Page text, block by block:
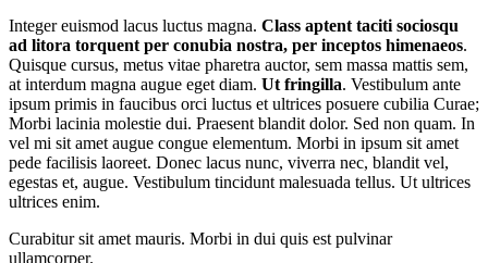
Integer euismod lacus luctus magna. Class aptent taciti sociosqu
ad litora torquent per conubia nostra, per inceptos himenaeos.
Quisque cursus, metus vitae pharetra auctor, sem massa mattis sem,
at interdum magna augue eget diam. Ut fringilla. Vestibulum ante
ipsum primis in faucibus orci luctus et ultrices posuere cubilia Curae;
Morbi lacinia molestie dui. Praesent blandit dolor. Sed non quam. In
vel mi sit amet augue congue elementum. Morbi in ipsum sit amet
pede facilisis laoreet. Donec lacus nunc, viverra nec, blandit vel,
egestas et, augue. Vestibulum tincidunt malesuada tellus. Ut ultrices
ultrices enim.
Curabitur sit amet mauris. Morbi in dui quis est pulvinar
ullamcorper.